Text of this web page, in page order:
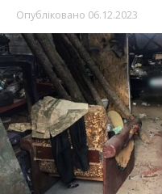
Опубліковано 06.12.2023